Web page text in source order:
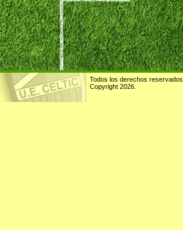
Todos los derechos reservados.
Copyright 2026.